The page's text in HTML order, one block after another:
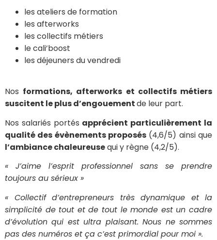
les ateliers de formation
les afterworks
les collectifs métiers
le cali’boost
les déjeuners du vendredi
Nos formations, afterworks et collectifs métiers
suscitent le plus d’engouementde leur part.
Nos salariés portés apprécient particulièrement la
qualité des évènements proposés (4,6/5) ainsi que
l’ambiance chaleureusequi y règne (4,2/5).
« J’aime l’esprit professionnel sans se prendre
toujours au sérieux »
« Collectif d’entrepreneurs très dynamique et la
simplicité de tout et de tout le monde est un cadre
d’évolution qui est ultra plaisant. Nous ne sommes
pas des numéros et ça c’est primordial pour moi ».